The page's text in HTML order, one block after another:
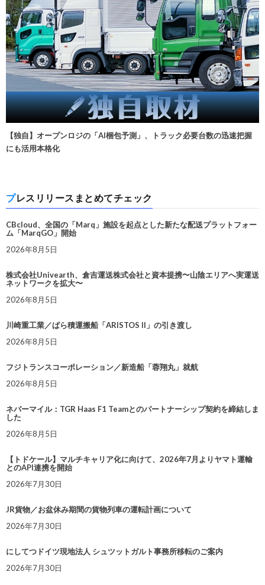
【独自】オープンロジの「AI梱包予測」、トラック必要台数の迅速把握
にも活用本格化
プレスリリースまとめてチェック
CBcloud、全国の「Marq」施設を起点とした新たな配送プラットフォー
ム「MarqGO」開始
2026年8月5日
株式会社Univearth、倉吉運送株式会社と資本提携〜山陰エリアへ実運送
ネットワークを拡大〜
2026年8月5日
川崎重工業／ばら積運搬船「ARISTOS II」の引き渡し
2026年8月5日
フジトランスコーポレーション／新造船「蓉翔丸」就航
2026年8月5日
ネバーマイル：TGR Haas F1 Teamとのパートナーシップ契約を締結しま
した
2026年8月5日
【トドケール】マルチキャリア化に向けて、2026年7月よりヤマト運輸
とのAPI連携を開始
2026年7月30日
JR貨物／お盆休み期間の貨物列車の運転計画について
2026年7月30日
にしてつドイツ現地法人 シュツットガルト事務所移転のご案内
2026年7月30日